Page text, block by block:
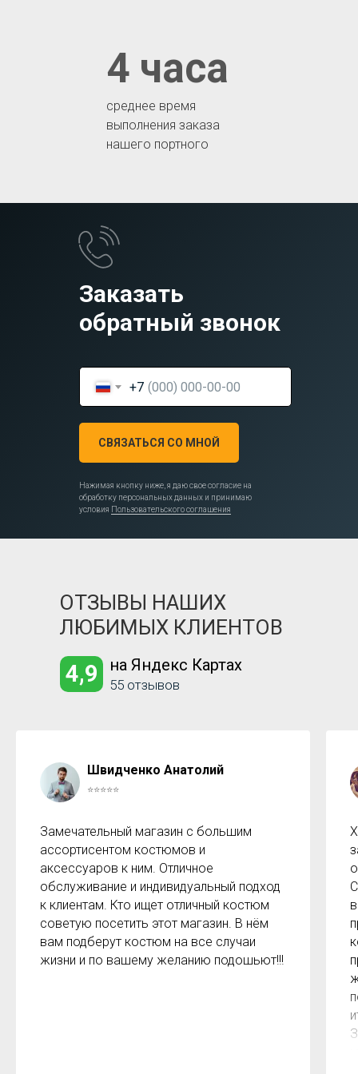
среднее время
выполнения заказа
нашего портного
4 часа
Заказать
обратный звонок
+7
СВЯЗАТЬСЯ СО МНОЙ
Нажимая кнопку ниже, я даю свое согласие на
обработку персональных данных и принимаю
условия Пользовательского соглашения
55 отзывов
на Яндекс Картах
4,9
ОТЗЫВЫ НАШИХ
ЛЮБИМЫХ КЛИЕНТОВ
Швидченко Анатолий
⭐⭐⭐⭐⭐
Замечательный магазин с большим
ассортисентом костюмов и
аксессуаров к ним. Отличное
обслуживание и индивидуальный подход
к клиентам. Кто ищет отличный костюм
советую посетить этот магазин. В нём
вам подберут костюм на все случаи
жизни и по вашему желанию подошьют!!!